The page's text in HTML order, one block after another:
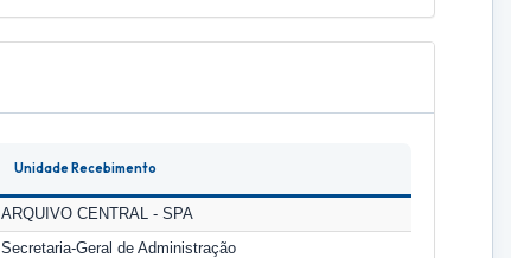
Unidade Recebimento
ARQUIVO CENTRAL - SPA
Secretaria-Geral de Administração